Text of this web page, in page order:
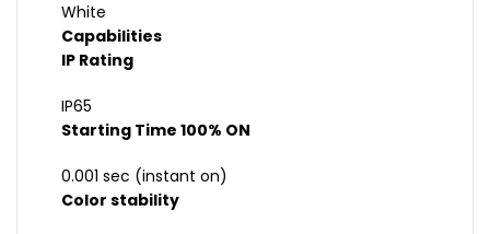
White
Capabilities
IP Rating
IP65
Starting Time 100% ON
0.001 sec (instant on)
Color stability